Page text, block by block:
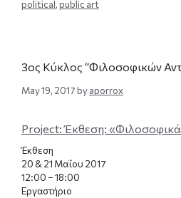
political,public art
3ος Κύκλος “Φιλοσοφικών
May 19, 2017 byaporrox
Project: Έκθεση: «Φιλοσοφικά
Έκθεση
20 & 21 Μαΐου 2017
12:00 – 18:00
Εργαστήριο